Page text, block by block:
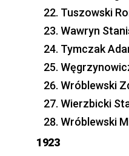
Tuszowski
Wawryn
Tymczak
Wróblewski
Wierzbicki
Wróblewski
1923